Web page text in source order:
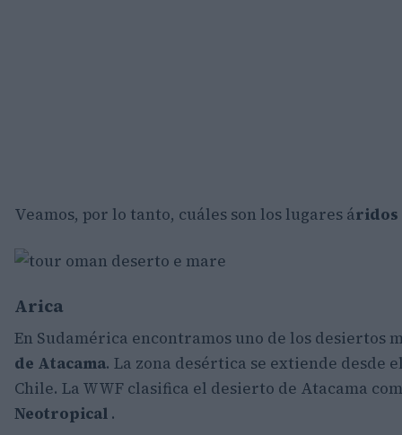
Veamos, por lo tanto, cuáles son los lugares áridos
Arica
En Sudamérica encontramos uno de los desiertos
de Atacama. La zona desértica se extiende desde
Chile. La WWF clasifica el desierto de Atacama
Neotropical .